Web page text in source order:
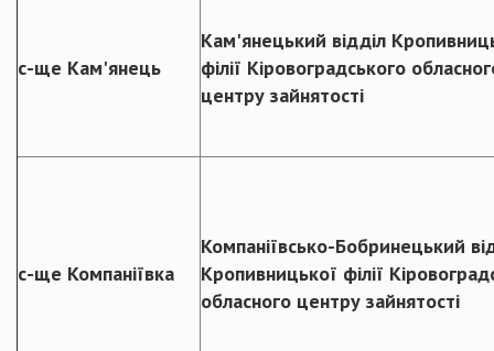
с-ще Кам'янець
Кам'янецький відділ
філії Кіровоградського
центру зайнятості
с-ще Компаніївка
Компаніївсько-Бобринецький
Кропивницької філії
обласного центру зайнятості